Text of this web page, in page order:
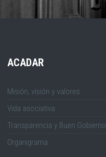
ACADAR
Misión, visión y valores
Vida asociativa
Transparencia y Buen Gobierno
Organigrama